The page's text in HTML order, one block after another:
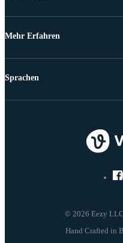
Mehr Erfahren
© 2026 Eezy
Sprachen